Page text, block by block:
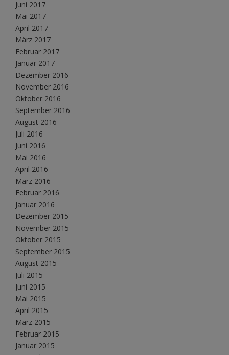
Juni 2017
Mai 2017
April 2017
März 2017
Februar 2017
Januar 2017
Dezember 2016
November 2016
Oktober 2016
September 2016
August 2016
Juli 2016
Juni 2016
Mai 2016
April 2016
März 2016
Februar 2016
Januar 2016
Dezember 2015
November 2015
Oktober 2015
September 2015
August 2015
Juli 2015
Juni 2015
Mai 2015
April 2015
März 2015
Februar 2015
Januar 2015